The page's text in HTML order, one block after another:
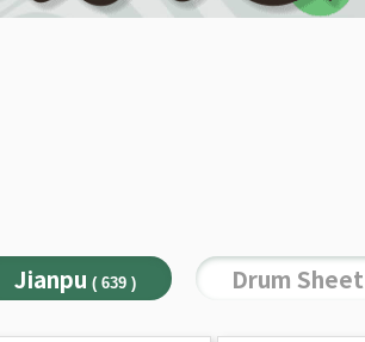
Jianpu ( 639 ) Drum Sheet